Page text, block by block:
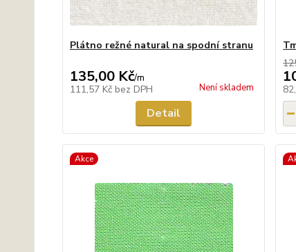
Plátno režné natural na spodní stranu
135,00 Kč/m
111,57 Kč bez DPH Není skladem
Detail
Akce